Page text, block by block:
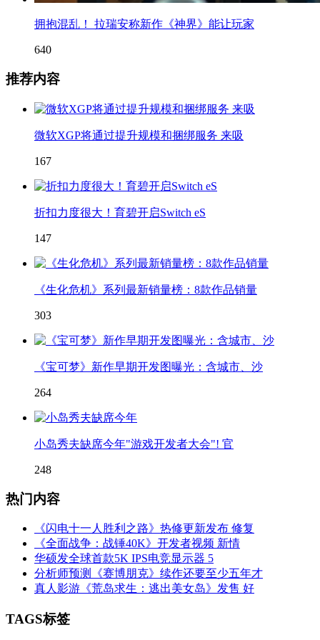
拥抱混乱！ 拉瑞安称新作《神界》能让玩家
640
推荐内容
微软XGP将通过提升规模和捆绑服务 来吸
167
折扣力度很大！育碧开启Switch eS
147
《生化危机》系列最新销量榜：8款作品销量
303
《宝可梦》新作早期开发图曝光：含城市、沙
264
小岛秀夫缺席今年"游戏开发者大会"! 官
248
热门内容
《闪电十一人胜利之路》热修更新发布 修复
《全面战争：战锤40K》开发者视频 新情
华硕发全球首款5K IPS电竞显示器 5
分析师预测《赛博朋克》续作还要至少五年才
真人影游《荒岛求生：逃出美女岛》发售 好
TAGS标签